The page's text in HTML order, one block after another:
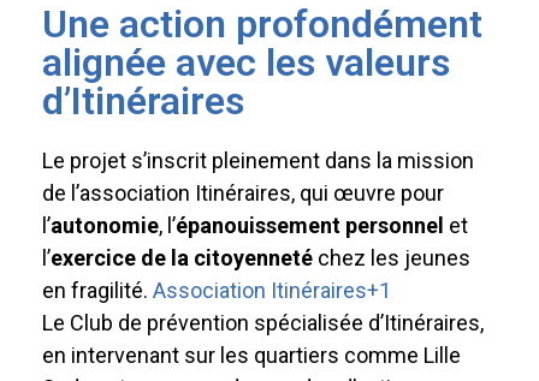
Une action profondément
alignée avec les valeurs
d’Itinéraires
Le projet s’inscrit pleinement dans la mission
de l’association Itinéraires, qui œuvre pour
l’autonomie, l’épanouissement personnel et
l’exercice de la citoyenneté chez les jeunes
en fragilité. Association Itinéraires+1
Le Club de prévention spécialisée d’Itinéraires,
en intervenant sur les quartiers comme Lille